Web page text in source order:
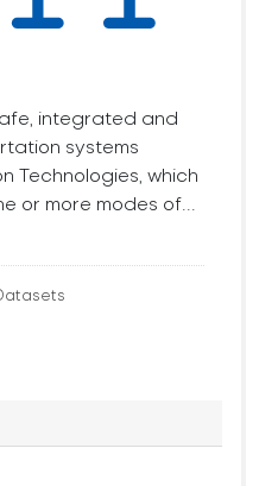
integrated and
systems
Technologies, which
or more modes of...